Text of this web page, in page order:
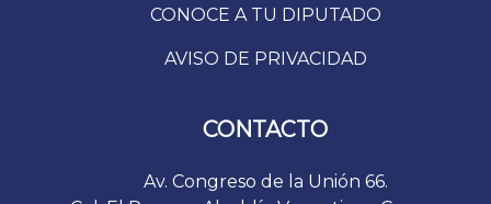
CONOCE A TU DIPUTADO
AVISO DE PRIVACIDAD
CONTACTO
Av. Congreso de la Unión 66.